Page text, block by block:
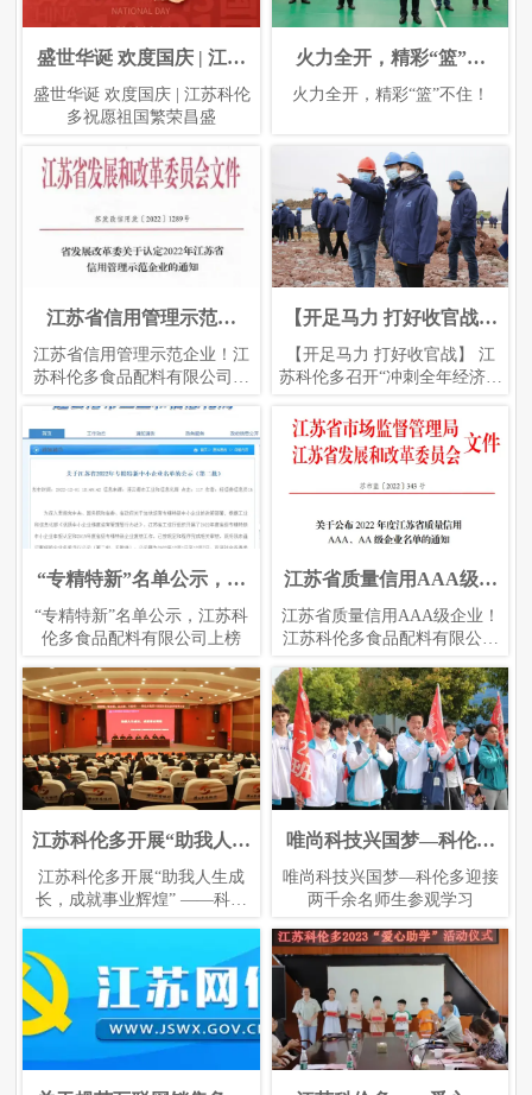
盛世华诞 欢度国庆 | 江苏
科伦多祝愿祖国繁荣昌盛
盛世华诞 欢度国庆 | 江苏科伦
多祝愿祖国繁荣昌盛
火力全开，精彩“篮”不
住！
火力全开，精彩“篮”不住！
江苏省信用管理示范企
业！江苏科伦多食品配料
有限公司上榜
江苏省信用管理示范企业！江
苏科伦多食品配料有限公司上
【开足马力 打好收官战】
江苏科伦多召开“冲刺全年
经济优秀目标”会议
【开足马力 打好收官战】 江
苏科伦多召开“冲刺全年经济优
“专精特新”名单公示，江
苏科伦多食品配料有限公
司上榜
“专精特新”名单公示，江苏科
伦多食品配料有限公司上榜
江苏省质量信用AAA级企
业！江苏科伦多食品配料
有限公司上榜
江苏省质量信用AAA级企业！
江苏科伦多食品配料有限公司
江苏科伦多开展“助我人生
成长，成就事业辉煌” ——
科伦多集团干部团队职业
江苏科伦多开展“助我人生成
长，成就事业辉煌” ——科伦
唯尚科技兴国梦—科伦多
迎接两千余名师生参观学
习
唯尚科技兴国梦—科伦多迎接
两千余名师生参观学习